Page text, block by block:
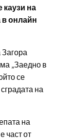
каузи на
в онлайн
„Заедно в
се
на
на
част от